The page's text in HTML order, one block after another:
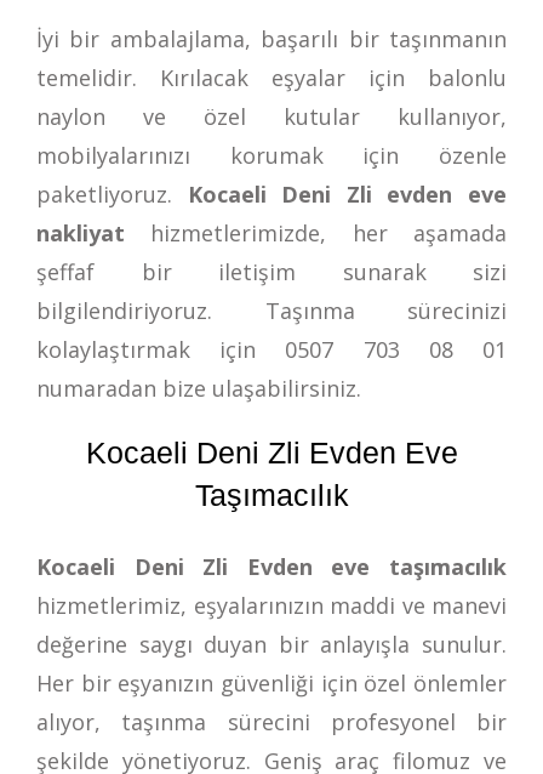
İyi bir ambalajlama, başarılı bir taşınmanın
temelidir. Kırılacak eşyalar için balonlu
naylon ve özel kutular kullanıyor,
mobilyalarınızı korumak için özenle
paketliyoruz. Kocaeli Deni Zli evden eve
nakliyat hizmetlerimizde, her aşamada
şeffaf bir iletişim sunarak sizi
bilgilendiriyoruz. Taşınma sürecinizi
kolaylaştırmak için 0507 703 08 01
numaradan bize ulaşabilirsiniz.
Kocaeli Deni Zli Evden Eve
Taşımacılık
Kocaeli Deni Zli Evden eve taşımacılık
hizmetlerimiz, eşyalarınızın maddi ve manevi
değerine saygı duyan bir anlayışla sunulur.
Her bir eşyanızın güvenliği için özel önlemler
alıyor, taşınma sürecini profesyonel bir
şekilde yönetiyoruz. Geniş araç filomuz ve